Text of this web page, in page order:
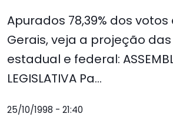
Apurados 78,39% dos
Gerais, veja a projeção
estadual e federal:
LEGISLATIVA Pa...
25/10/1998 - 21:40